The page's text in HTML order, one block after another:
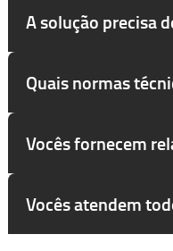
A solução precisa
Quais normas
Vocês fornecem
Vocês atendem